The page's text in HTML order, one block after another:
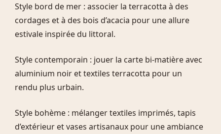
Style bord de mer : associer la terracotta à des
cordages et à des bois d’acacia pour une allure
estivale inspirée du littoral.
Style contemporain : jouer la carte bi-matière avec
aluminium noir et textiles terracotta pour un
rendu plus urbain.
Style bohème : mélanger textiles imprimés, tapis
d’extérieur et vases artisanaux pour une ambiance